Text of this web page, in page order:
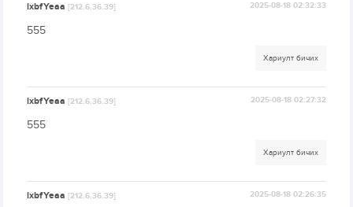
lxbfYeaa[212.6.36.39] 2025-08-18 02:32:33
555
Хариулт бичих
lxbfYeaa[212.6.36.39] 2025-08-18 02:27:32
555
Хариулт бичих
lxbfYeaa[212.6.36.39] 2025-08-18 02:26:35